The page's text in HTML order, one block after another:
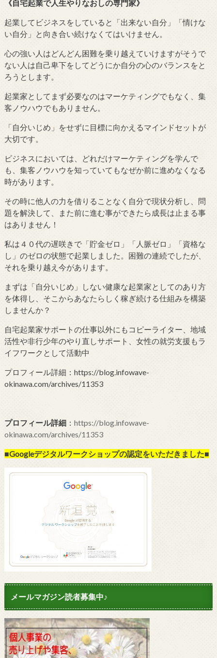
《自宅起業で人生やりなおしの専門家》
起業してビジネスをしていると「出来ない自分」「情けな
い自分」と向き合い続けなくてはいけません。
心の強い人はどんどん困難を乗り越えていけますがそうで
ない人は自己卑下をしてどうにか自分の心のバランスをと
ろうとします。
起業家としてまず必要なのはマーケティングでもなく、集
客ノウハウでもありません。
「自分いじめ」をせずに目標に向かえるマインドセットが
大切です。
ビジネスにおいては、どれだけマーケティングを学んで
も、集客ノウハウを知っていてもなぜか前に進めなくなる
時があります。
その時に他人の力を借りることなく自分で現状分析し、問
題を解決して、また前に進む事ができたら成長は止まる事
はありません！
私は４０代の遅咲きで「貯金ゼロ」「人脈ゼロ」「資格な
し」のゼロの状態で起業しました。困難の連続でしたが、
それを乗り越え今があります。
まずは「自分いじめ」しない健康な起業家としてのあり方
を体得し、そこからあなたらしく稼ぎ続ける仕組みを構築
しませんか？
自宅起業家サポートの仕事以外にもコピーライター、地域
活性や非行少年のやり直しサポート、女性の就労支援もラ
イフワークとして活動中
プロフィール詳細：https://blog.infowave-
okinawa.com/archives/11353
プロフィール詳細： https://blog.infowave-
okinawa.com/archives/11353
■Googleデジタルワークショップの認定をいただきました■
メールマガジン読者募集中♪